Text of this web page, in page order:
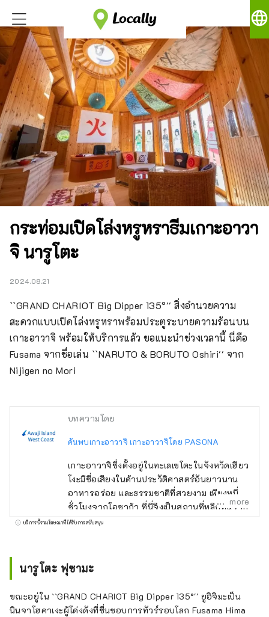
language
กระท่อมเปิดโล่งหรูหราธีมเกาะอาวา
จิ นารูโตะ
2024.08.21
``GRAND CHARIOT Big Dipper 135°'' สิ่งอำนวยความ
สะดวกแบบเปิดโล่งหรูหราพร้อมประตูระบายความร้อนบน
เกาะอาวาจิ พร้อมให้บริการแล้ว ขอแนะนำช่วงเวลานี้ นี่คือ
Fusama จากชื่อเล่น ``NARUTO & BORUTO Oshiri'' จาก
Nijigen no Mori
บทความโดย
ค้นพบเกาะอาวาจิ เกาะอาวาจิโดย PASONA
เกาะอาวาจิซึ่งตั้งอยู่ในทะเลเซโตะในจังหวัดเฮียว
โงะมีชื่อเสียงในด้านประวัติศาสตร์อันยาวนาน
อาหารอร่อย และธรรมชาติที่สวยงาม เพียงหนึ่ง
ชั่วโมงจากโอซาก้า ที่นี่จึงเป็นสถานที่หลีกหนีจาก
เมืองที่วุ่นวายของภูมิภาคคันไซได้อย่างสมบูรณ์
อาหาร กิจกรรม สวนสนุก และอื่นๆ อีกมากมาย
บัญชีนี้ดำเนินการโดย Pasona Group เป็นหลัก
more
บริการนี้รวมโฆษณาที่ได้รับการสนับสนุน
นารูโตะ ฟุซามะ
ขณะอยู่ใน ``GRAND CHARIOT Big Dipper 135°'' ยูอิจิมะเป็น
นินจาโฮคาเงะผู้โด่งดังที่ชื่นชอบการทัวร์รอบโลก Fusama Hima